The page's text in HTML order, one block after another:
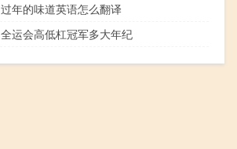
过年的味道英语怎么翻译
全运会高低杠冠军多大年纪